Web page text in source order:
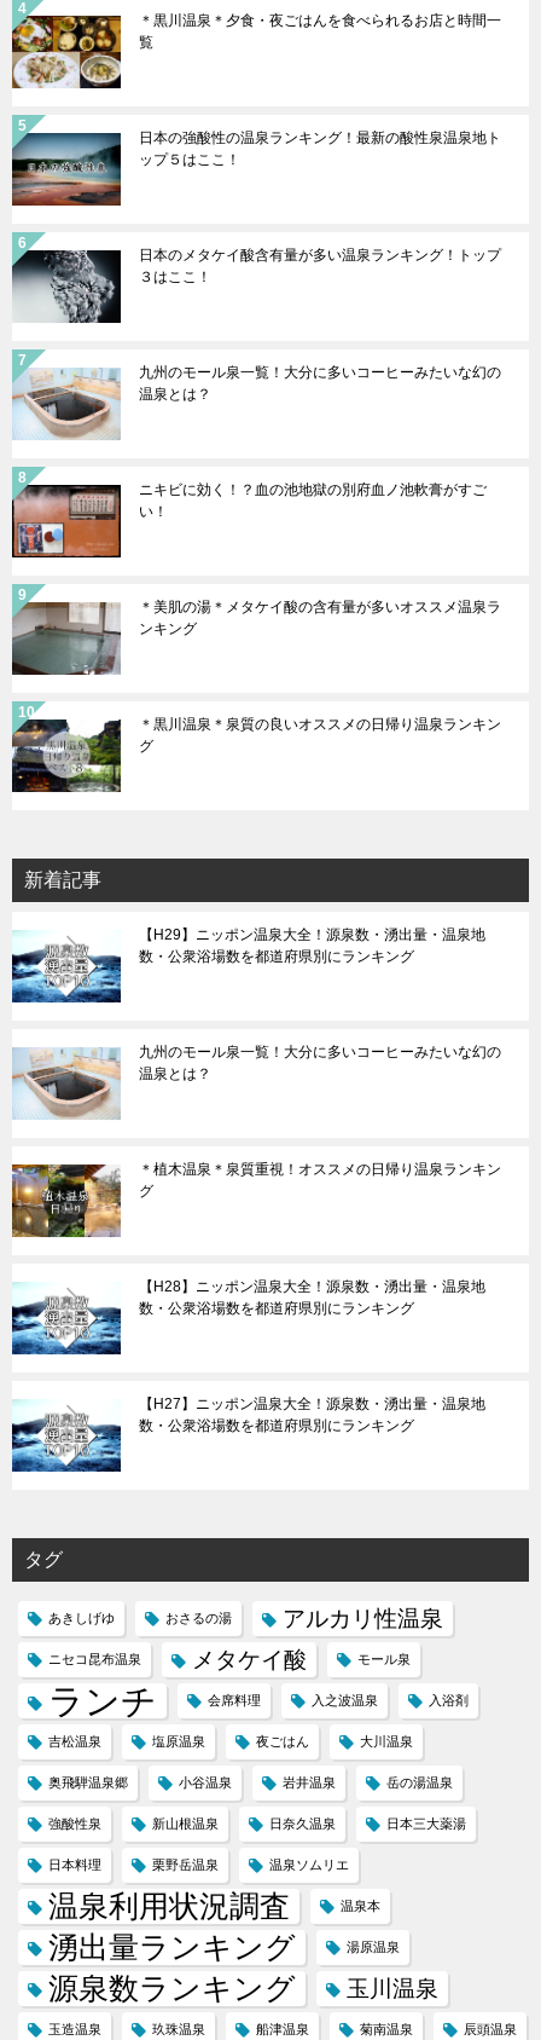
＊黒川温泉＊夕食・夜ごはんを食べられるお店と時間一
覧
日本の強酸性の温泉ランキング！最新の酸性泉温泉地ト
ップ５はここ！
日本のメタケイ酸含有量が多い温泉ランキング！トップ
３はここ！
九州のモール泉一覧！大分に多いコーヒーみたいな幻の
温泉とは？
ニキビに効く！？血の池地獄の別府血ノ池軟膏がすご
い！
＊美肌の湯＊メタケイ酸の含有量が多いオススメ温泉ラ
ンキング
＊黒川温泉＊泉質の良いオススメの日帰り温泉ランキン
グ
新着記事
【H29】ニッポン温泉大全！源泉数・湧出量・温泉地
数・公衆浴場数を都道府県別にランキング
九州のモール泉一覧！大分に多いコーヒーみたいな幻の
温泉とは？
＊植木温泉＊泉質重視！オススメの日帰り温泉ランキン
グ
【H28】ニッポン温泉大全！源泉数・湧出量・温泉地
数・公衆浴場数を都道府県別にランキング
【H27】ニッポン温泉大全！源泉数・湧出量・温泉地
数・公衆浴場数を都道府県別にランキング
タグ
あきしげゆ おさるの湯 アルカリ性温泉
ニセコ昆布温泉 メタケイ酸 モール泉
ランチ 会席料理 入之波温泉 入浴剤
吉松温泉 塩原温泉 夜ごはん 大川温泉
奥飛騨温泉郷 小谷温泉 岩井温泉 岳の湯温泉
強酸性泉 新山根温泉 日奈久温泉 日本三大薬湯
日本料理 栗野岳温泉 温泉ソムリエ
温泉利用状況調査 温泉本
湧出量ランキング 湯原温泉
源泉数ランキング 玉川温泉
玉造温泉 玖珠温泉 船津温泉 菊南温泉 辰頭温泉